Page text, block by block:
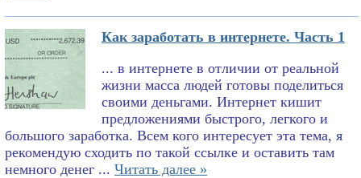
Как заработать в интернете. Часть 1
... в интернете в отличии от реальной
жизни масса людей готовы поделиться
своими деньгами. Интернет кишит
предложениями быстрого, легкого и
большого заработка. Всем кого интересует эта тема, я
рекомендую сходить по такой ссылке и оставить там
немного денег ... Читать далее »